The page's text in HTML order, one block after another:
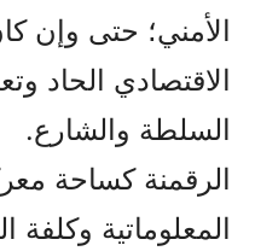
الأمني؛ حتى وإن
الاقتصادي الحاد
السلطة والشارع.
الرقمنة كساحة
المعلوماتية وكلفة